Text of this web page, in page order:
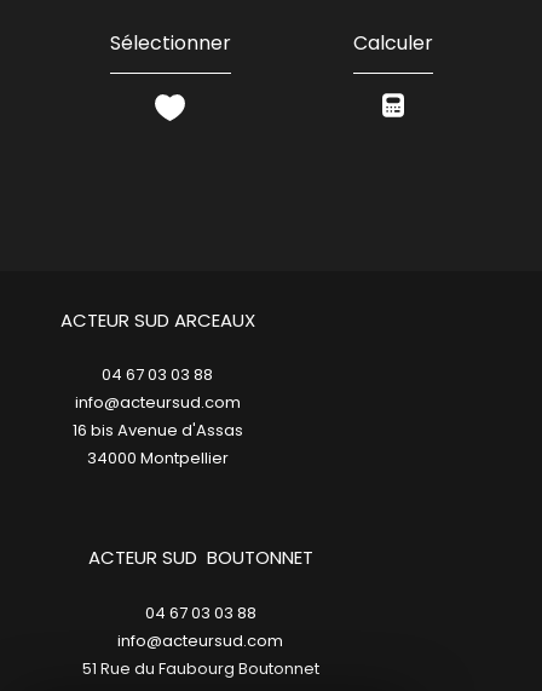
Sélectionner Calculer
ACTEUR SUD ARCEAUX
04 67 03 03 88
info@acteursud.com
16 bis Avenue d'Assas
34000
montpellier
ACTEUR SUD BOUTONNET
04 67 03 03 88
info@acteursud.com
51 Rue du Faubourg Boutonnet